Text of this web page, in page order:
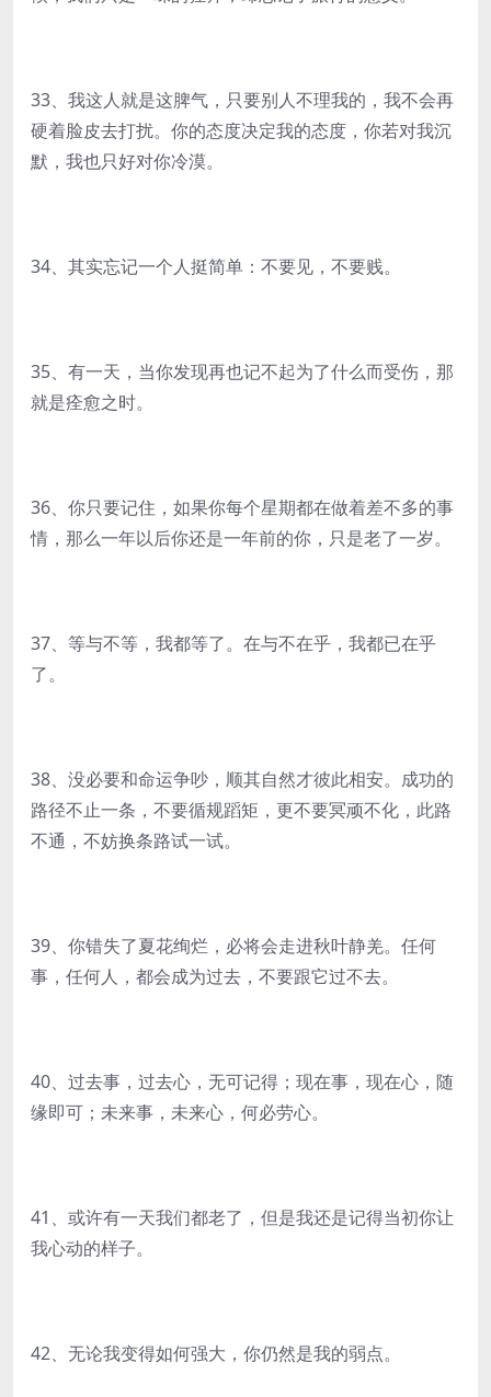
33、我这人就是这脾气，只要别人不理我的，我不会再
硬着脸皮去打扰。你的态度决定我的态度，你若对我沉
默，我也只好对你冷漠。
34、其实忘记一个人挺简单：不要见，不要贱。
35、有一天，当你发现再也记不起为了什么而受伤，那
就是痊愈之时。
36、你只要记住，如果你每个星期都在做着差不多的事
情，那么一年以后你还是一年前的你，只是老了一岁。
37、等与不等，我都等了。在与不在乎，我都已在乎
了。
38、没必要和命运争吵，顺其自然才彼此相安。成功的
路径不止一条，不要循规蹈矩，更不要冥顽不化，此路
不通，不妨换条路试一试。
39、你错失了夏花绚烂，必将会走进秋叶静羌。任何
事，任何人，都会成为过去，不要跟它过不去。
40、过去事，过去心，无可记得；现在事，现在心，随
缘即可；未来事，未来心，何必劳心。
41、或许有一天我们都老了，但是我还是记得当初你让
我心动的样子。
42、无论我变得如何强大，你仍然是我的弱点。